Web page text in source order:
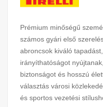
Prémium minőségű
számos gyári első
abroncsok kiváló
irányíthatóságot
biztonságot és hosszú
választás városi
és sportos vezetési